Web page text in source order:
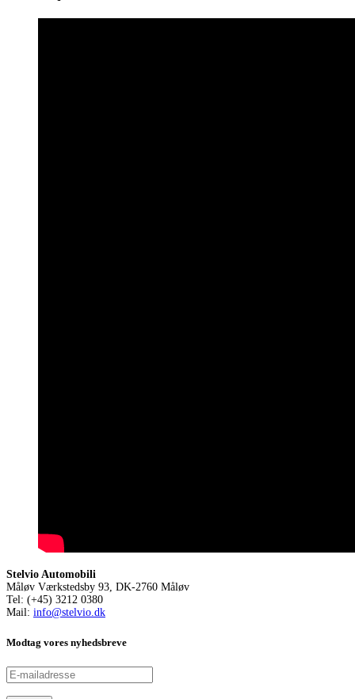
Stelvio Automobili
Måløv Værkstedsby 93, DK-2760 Måløv
Tel: (+45) 3212 0380
Mail: info@stelvio.dk
Modtag vores nyhedsbreve